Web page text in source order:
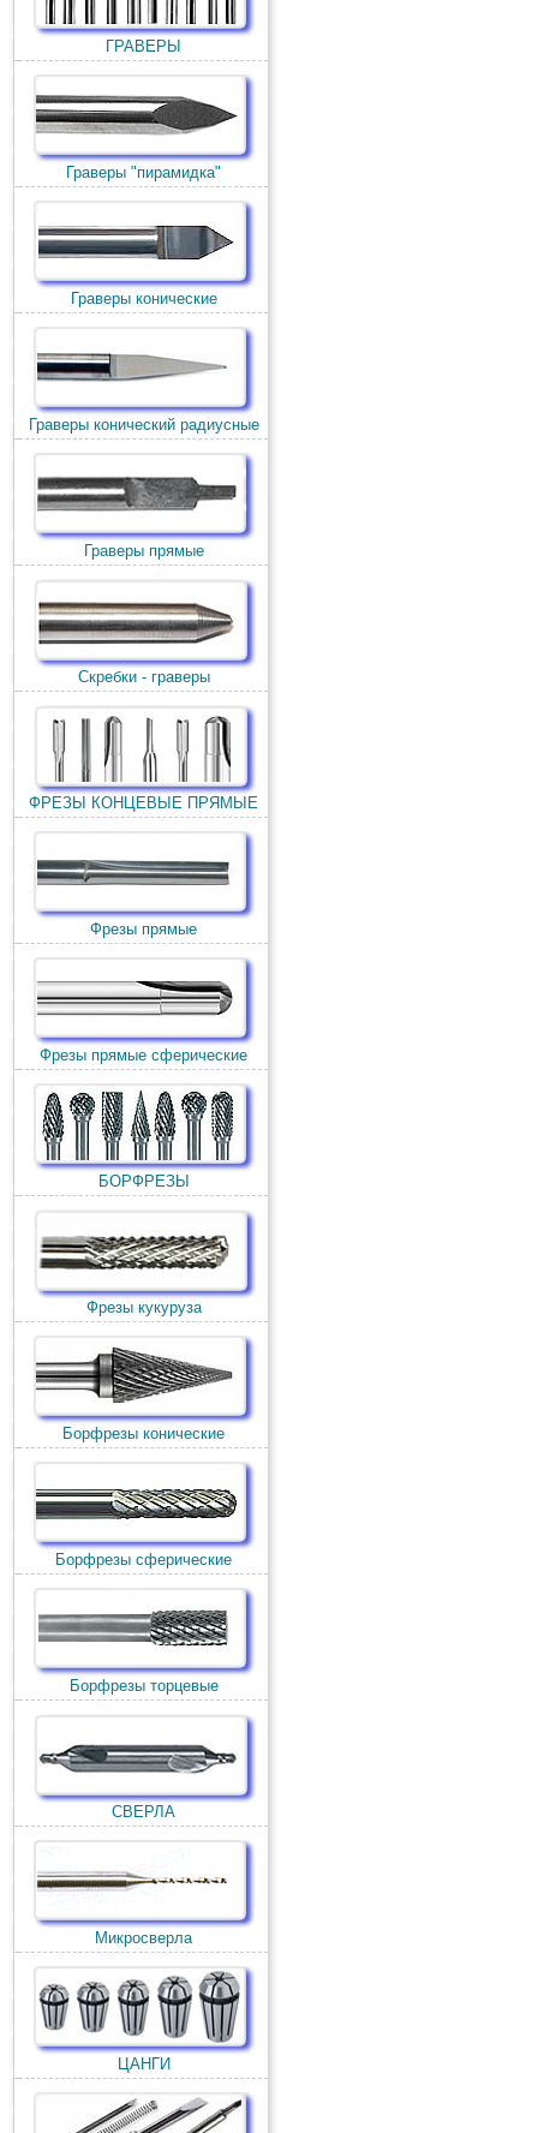
ГРАВЕРЫ
Граверы "пирамидка"
Граверы конические
Граверы конический радиусные
Граверы прямые
Скребки - граверы
ФРЕЗЫ КОНЦЕВЫЕ ПРЯМЫЕ
Фрезы прямые
Фрезы прямые сферические
БОРФРЕЗЫ
Фрезы кукуруза
Борфрезы конические
Борфрезы сферические
Борфрезы торцевые
СВЕРЛА
Микросверла
ЦАНГИ